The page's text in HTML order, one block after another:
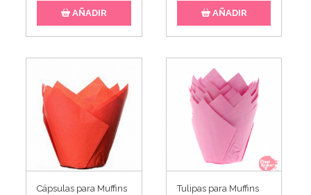
AÑADIR AÑADIR
Cápsulas para Muffins
Tulipas para Muffins